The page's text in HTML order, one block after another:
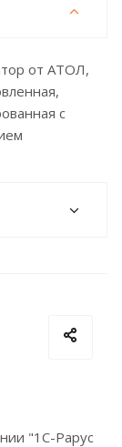
от АТОЛ,
с
"1С-Рарус